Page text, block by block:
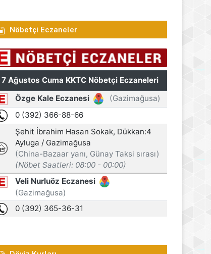
Nöbetçi Eczaneler